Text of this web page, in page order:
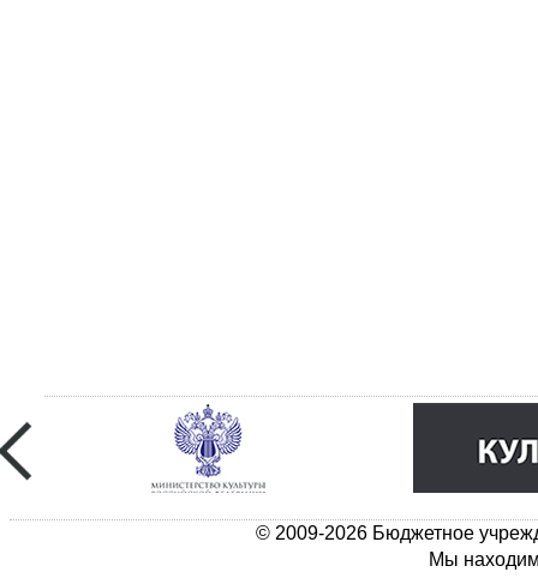
© 2009-2026 Бюджетное
Мы